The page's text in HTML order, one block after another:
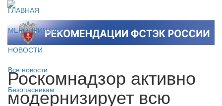
ГЛАВНАЯ
МЕРОПРИЯТИЯ
НОВОСТИ
Все новости
Безопасникам
Роскомнадзор активно
модернизирует всю